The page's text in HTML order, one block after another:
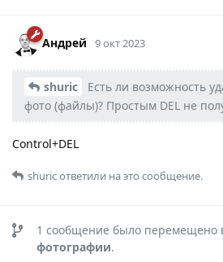
Андрей 9 окт 2023
shuric
Есть ли возможность
фото (файлы)? Простым DEL не
Control+DEL
shuricответили на это сообщение.
1 сообщение было перемещено
фотографии.